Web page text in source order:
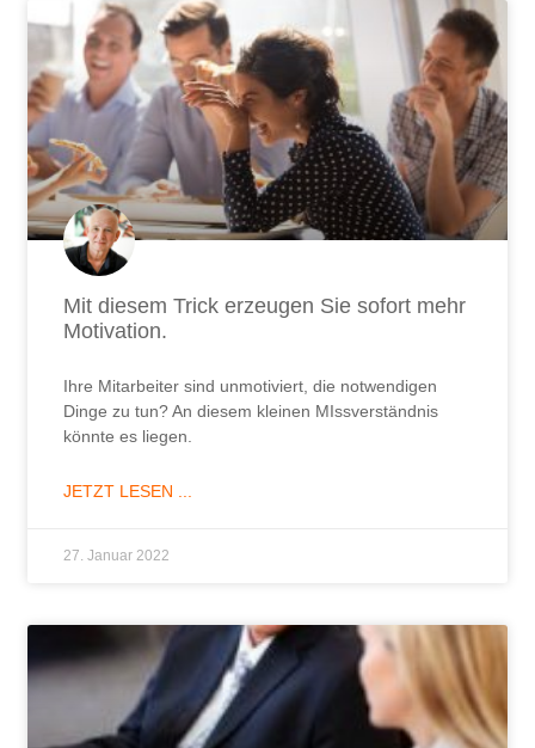
Mit diesem Trick erzeugen Sie sofort mehr
Motivation.
Ihre Mitarbeiter sind unmotiviert, die notwendigen
Dinge zu tun? An diesem kleinen MIssverständnis
könnte es liegen.
JETZT LESEN ...
27. Januar 2022